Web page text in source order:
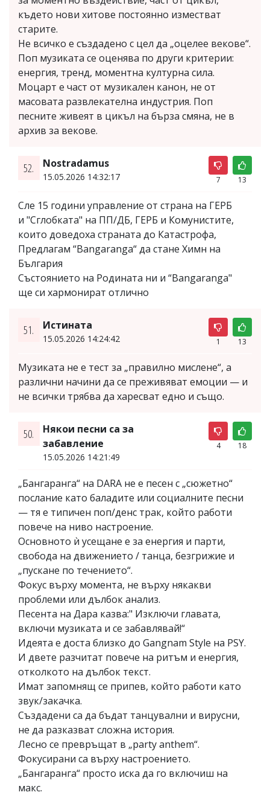
където нови хитове постоянно изместват
старите.
Не всичко е създадено с цел да „оцелее векове“.
Поп музиката се оценява по други критерии:
енергия, тренд, моментна културна сила.
Моцарт е част от музикален канон, не от
масовата развлекателна индустрия. Поп
песните живеят в цикъл на бърза смяна, не в
архив за векове.
52. Nostradamus
15.05.2026 14:32:17 7 13
Сле 15 години управление от страна на ГЕРБ
и "Сглобката" на ПП/ДБ, ГЕРБ и Комунистите,
които доведоха страната до Катастрофа,
Предлагам “Bangaranga“ да стане Химн на
България
Състоянието на Родината ни и “Bangaranga"
ще си хармонират отлично
51. Истината
15.05.2026 14:24:42 1 13
Музиката не е тест за „правилно мислене“, а
различни начини да се преживяват емоции — и
не всички трябва да харесват едно и също.
50.
Някои песни са за
забавление
15.05.2026 14:21:49
4 18
„Бангаранга“ на DARA не е песен с „сюжетно“
послание като баладите или социалните песни
— тя е типичен поп/денс трак, който работи
повече на ниво настроение.
Основното ѝ усещане е за енергия и парти,
свобода на движението / танца, безгрижие и
„пускане по течението“.
Фокус върху момента, не върху някакви
проблеми или дълбок анализ.
Песента на Дара казва:" Изключи главата,
включи музиката и се забавлявай!“
Идеята е доста близко до Gangnam Style на PSY.
И двете разчитат повече на ритъм и енергия,
отколкото на дълбок текст.
Имат запомнящ се припев, който работи като
звук/закачка.
Създадени са да бъдат танцувални и вирусни,
не да разказват сложна история.
Лесно се превръщат в „party anthem“.
Фокусирани са върху настроението.
„Бангаранга“ просто иска да го включиш на
макс.